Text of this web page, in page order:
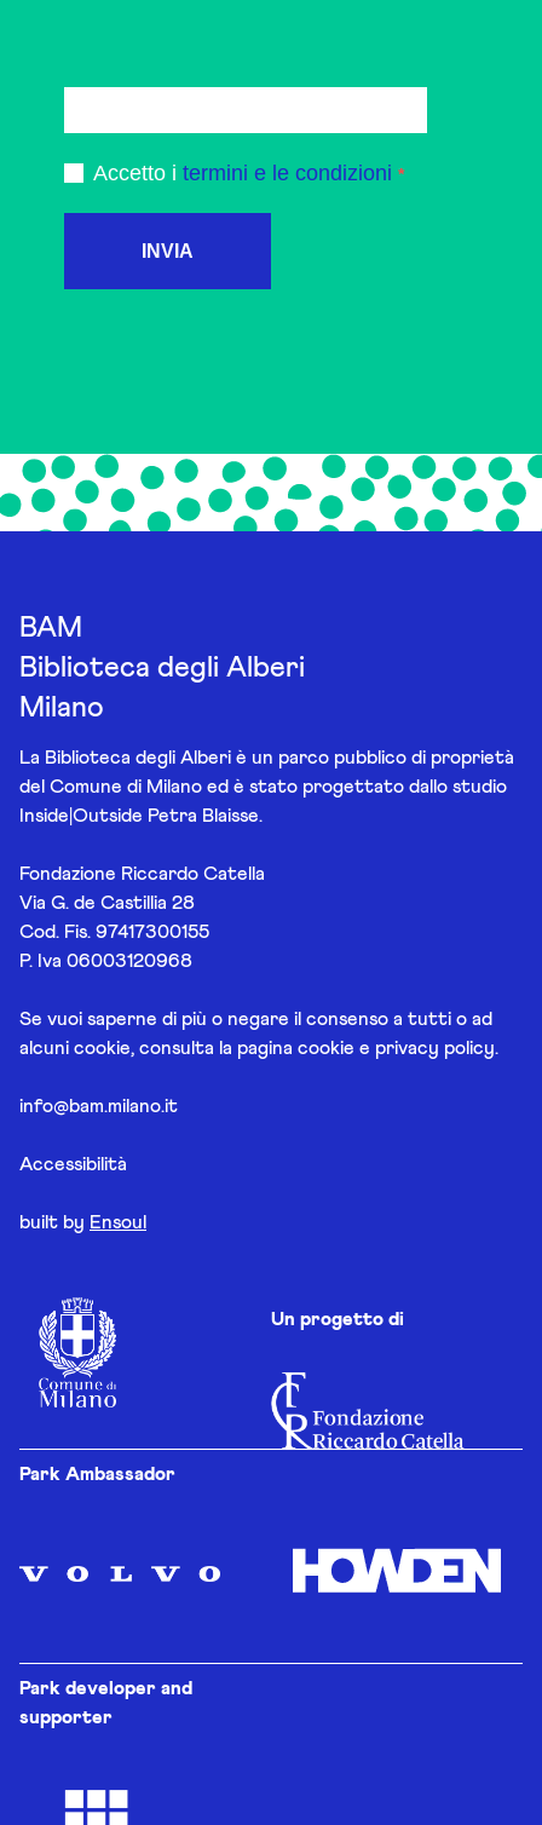
Accetto i termini e le condizioni
INVIA
BAM
Biblioteca degli Alberi
Milano
La Biblioteca degli Alberi è un parco pubblico di proprietà
del Comune di Milano ed è stato progettato dallo studio
Inside|Outside Petra Blaisse.
Fondazione Riccardo Catella
Via G. de Castillia 28
Cod. Fis. 97417300155
P. Iva 06003120968
Se vuoi saperne di più o negare il consenso a tutti o ad
alcuni cookie, consulta la pagina cookie e privacy policy.
info@bam.milano.it
Accessibilità
built by Ensoul
Un progetto di
Park Ambassador
Park developer and
supporter